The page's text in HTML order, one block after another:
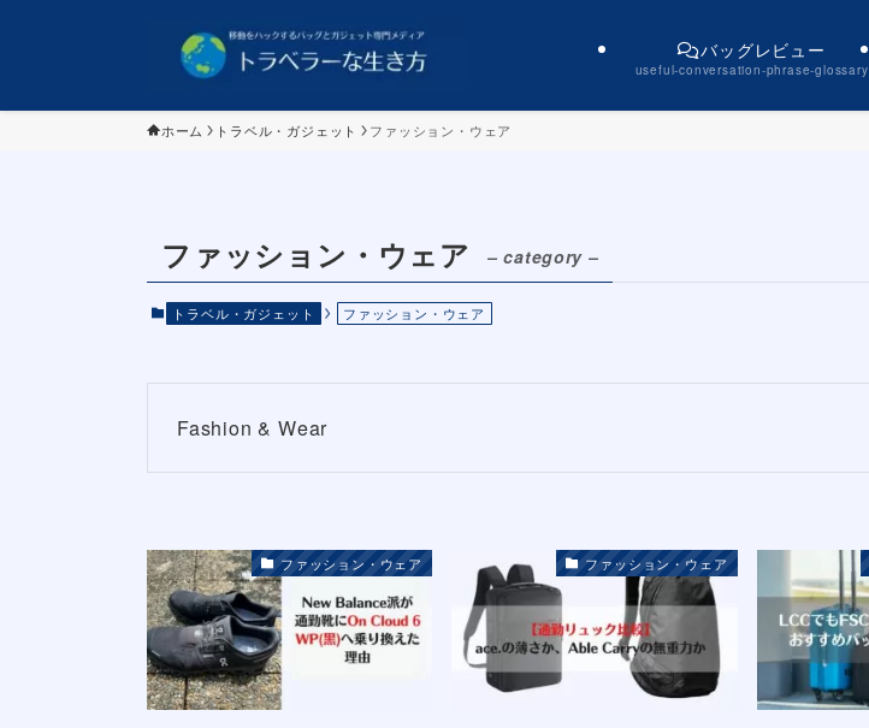
バッグレビュー
useful-conversation-phrase-glossary
ホーム トラベル・ガジェット ファッション・ウェア
ファッション・ウェア – category –
トラベル・ガジェット ファッション・ウェア
Fashion & Wear
ファッション・ウェア ファッション・ウェア